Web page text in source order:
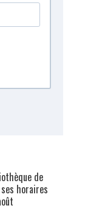
de
horaires